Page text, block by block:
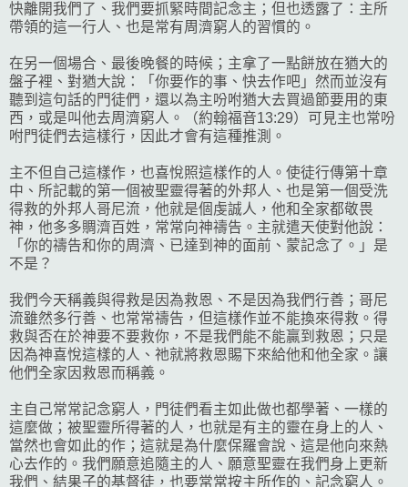
快離開我們了、我們要抓緊時間記念主；但也透露了：主所
帶領的這一行人、也是常有周濟窮人的習慣的。
在另一個場合、最後晚餐的時候；主拿了一點餅放在猶大的
盤子裡、對猶大說：「你要作的事、快去作吧」然而並沒有
聽到這句話的門徒們，還以為主吩咐猶大去買過節要用的東
西，或是叫他去周濟窮人。（約翰福音13:29）可見主也常吩
咐門徒們去這樣行，因此才會有這種推測。
主不但自己這樣作，也喜悅照這樣作的人。使徒行傳第十章
中、所記載的第一個被聖靈得著的外邦人、也是第一個受洗
得救的外邦人哥尼流，他就是個虔誠人，他和全家都敬畏
神，他多多賙濟百姓，常常向神禱告。主就遣天使對他說：
「你的禱告和你的周濟、已達到神的面前、蒙記念了。」是
不是？
我們今天稱義與得救是因為救恩、不是因為我們行善；哥尼
流雖然多行善、也常常禱告，但這樣作並不能換來得救。得
救與否在於神要不要救你，不是我們能不能贏到救恩；只是
因為神喜悅這樣的人、祂就將救恩賜下來給他和他全家。讓
他們全家因救恩而稱義。
主自己常常記念窮人，門徒們看主如此做也都學著、一樣的
這麼做；被聖靈所得著的人，也就是有主的靈在身上的人、
當然也會如此的作；這就是為什麼保羅會說、這是他向來熱
心去作的。我們願意追隨主的人、願意聖靈在我們身上更新
我們、結果子的基督徒，也要常常按主所作的、記念窮人。